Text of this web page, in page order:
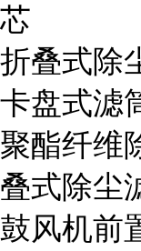
芯
折叠式除
卡盘式滤
聚酯纤维
叠式除尘
鼓风机前